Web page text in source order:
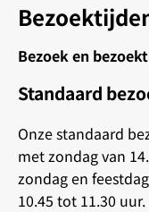
Bezoek en
Standaard
Onze standaard
met zondag van
zondag en
10.45 tot 11.30